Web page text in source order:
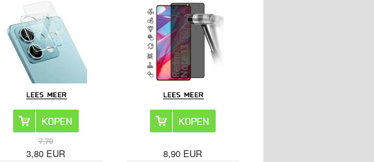
7,70
3,80 EUR 8,90 EUR